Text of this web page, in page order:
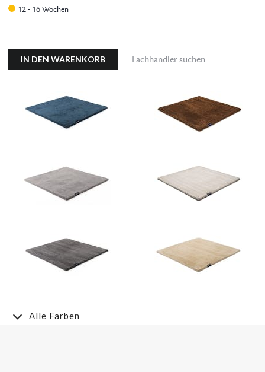
12 - 16 Wochen
IN DEN WARENKORB Fachhändler suchen
Alle Farben